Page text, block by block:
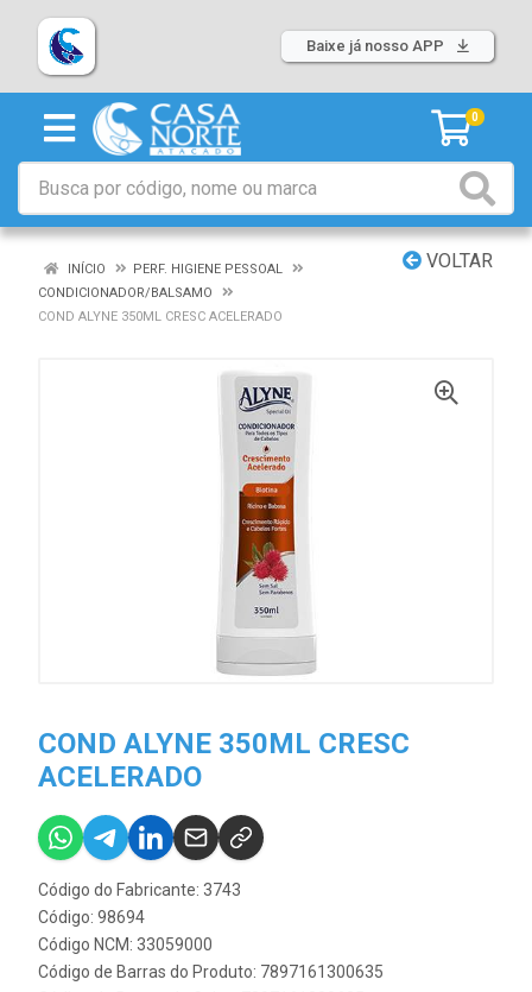
Baixe já nosso APP
0
VOLTAR
INÍCIO
PERF. HIGIENE PESSOAL
CONDICIONADOR/BALSAMO
COND ALYNE 350ML CRESC ACELERADO
COND ALYNE 350ML CRESC
ACELERADO
Código do Fabricante: 3743
Código: 98694
Código NCM: 33059000
Código de Barras do Produto: 7897161300635